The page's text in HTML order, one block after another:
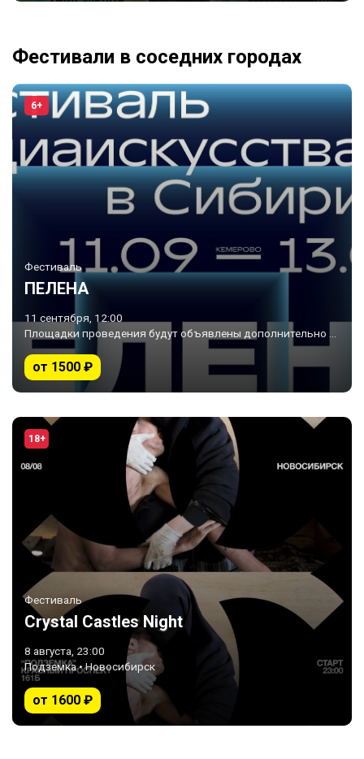
Фестивали в соседних городах
6+
Фестиваль
ПЕЛЕНА
11 сентября, 12:00
от 1500 ₽
18+
Фестиваль
Сrystal Castles Night
8 августа, 23:00
Подземка • Новосибирск
от 1600 ₽